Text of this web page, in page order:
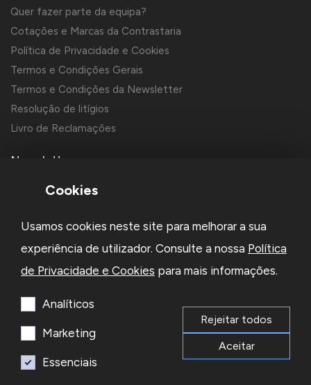
Quer fazer parte da equipa?
Cotações e Marcas da Contrastaria
Política de Privacidade e Cookies
Termos e Condições Gerais
Termos e Condições da Newsletter
Resolução de litígios
Livro de Reclamações
Newsletter
Li e aceito aPolítica de Privacidadee os Termos e Condições
Subscrever
Cookies
Usamos cookies neste site para melhorar a sua
experiência de utilizador. Consulte a nossa Política
de Privacidade e Cookies para mais informações.
Analíticos
Marketing
Essenciais
Rejeitar todos
Aceitar